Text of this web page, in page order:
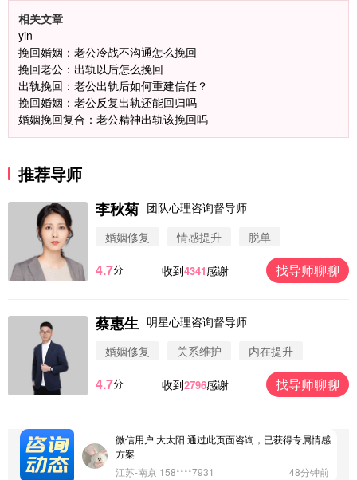
相关文章
yin
挽回婚姻：老公冷战不沟通怎么挽回
挽回老公：出轨以后怎么挽回
出轨挽回：老公出轨后如何重建信任？
挽回婚姻：老公反复出轨还能回归吗
婚姻挽回复合：老公精神出轨该挽回吗
推荐导师
李秋菊 团队心理咨询督导师
婚姻修复
情感提升 脱单
4.7分 收到4341感谢 找导师聊聊
蔡惠生 明星心理咨询督导师
婚姻修复
关系维护 内在提升
4.7分 收到2796感谢 找导师聊聊
微信用户 圆圈 通过此页面咨询，已获得专属情感方
案
微信用户 Vnno 通过此页面咨询，已获得专属情感方
微信用户 大太阳 通过此页面咨询，已获得专属情感
方案
江苏-南京 158****7931
48分钟前